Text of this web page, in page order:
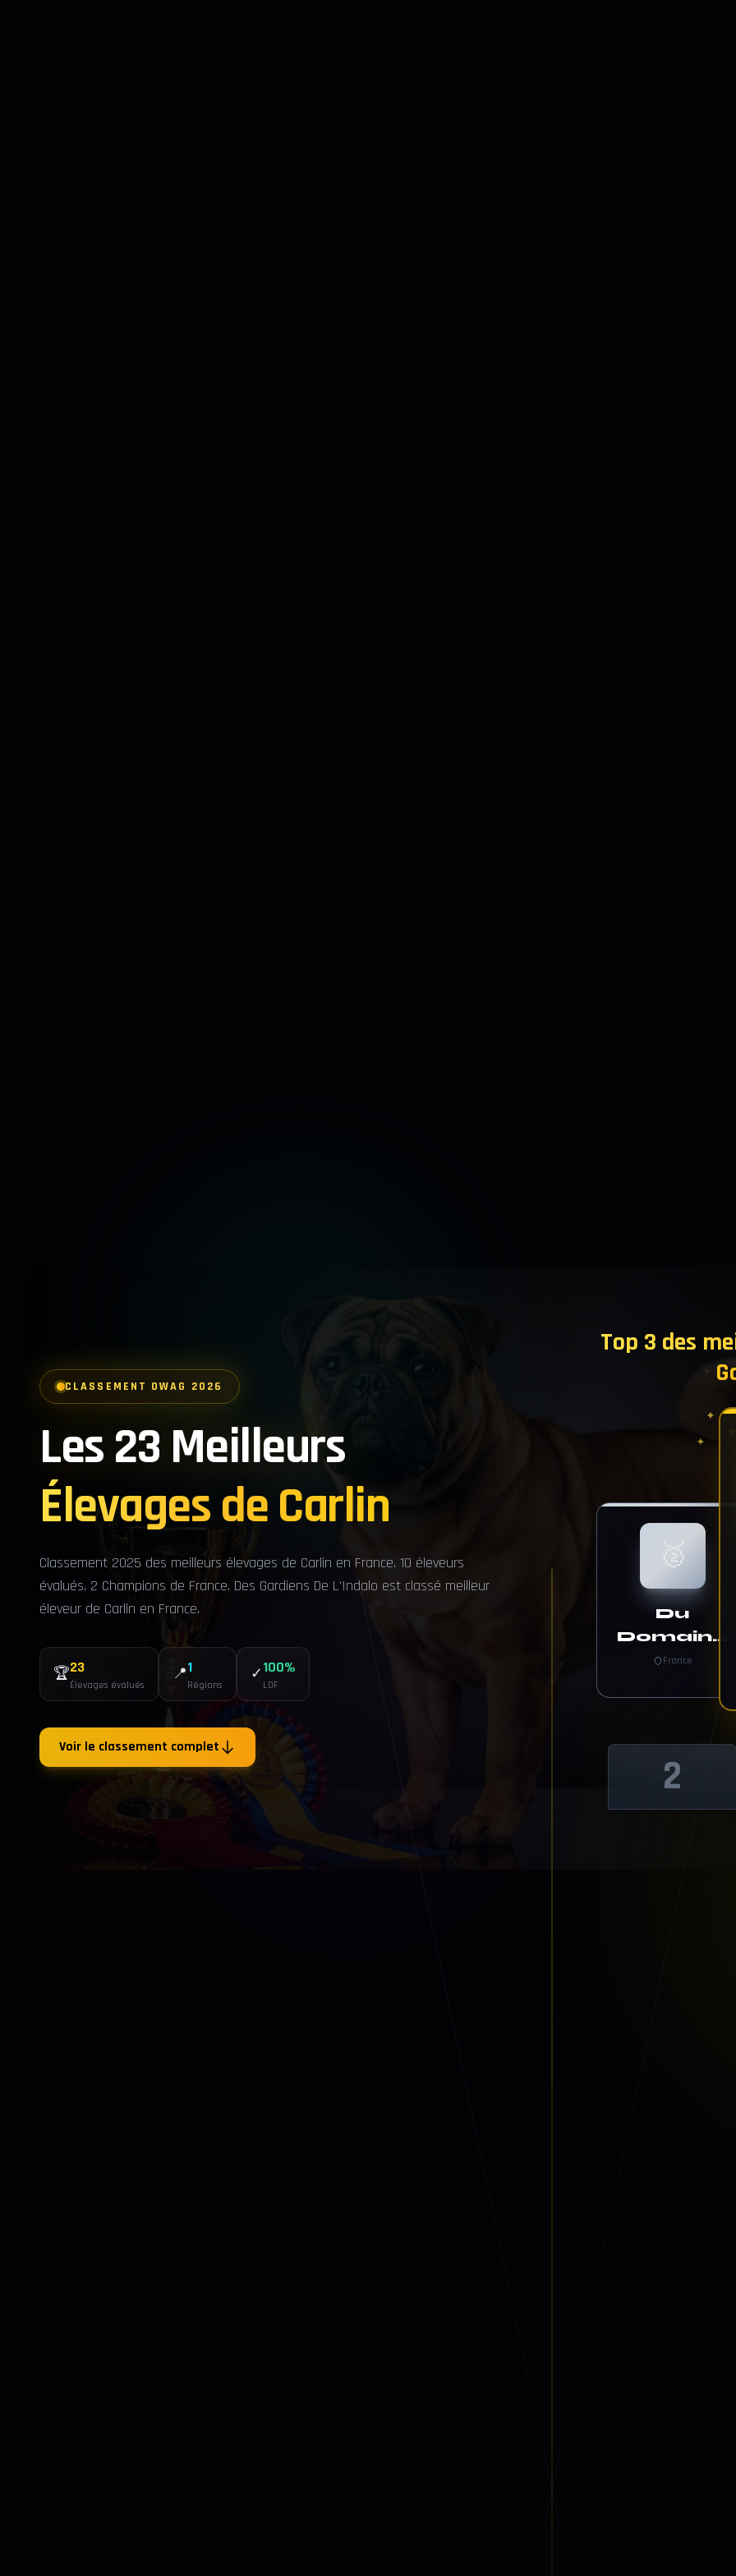
CLASSEMENT OWAG 2026
Les 23 Meilleurs
Élevages de Carlin
Classement 2025 des meilleurs élevages de Carlin en France. 10 éleveurs
évalués, 2 Champions de France. Des Gardiens De L'Indalo est classé meilleur
éleveur de Carlin en France.
🏆23
Élevages évalués
📍1
Régions
✓100%
LOF
Voir le classement complet
Top 3 des
✦
✦ ✦
🥈
Du
Domaine
De
France
2